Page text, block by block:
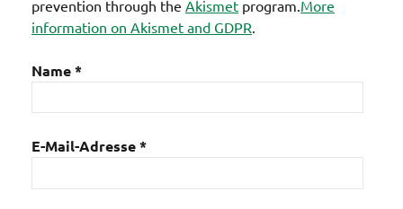
prevention through the Akismet program. More
information on Akismet and GDPR
Name*
E-Mail-Adresse*